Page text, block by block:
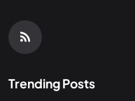
Trending Posts